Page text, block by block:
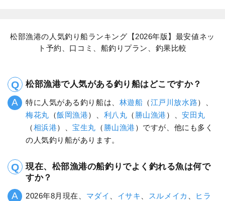
松部漁港の人気釣り船ランキング【2026年版】最安値ネッ
ト予約、口コミ、船釣りプラン、釣果比較
松部漁港で人気がある釣り船はどこですか？
特に人気がある釣り船は、 林遊船 （江戸川放水路）、
梅花丸 （飯岡漁港）、 利八丸 （ 勝山漁港 ）、安田丸
（相浜港）、宝生丸 （ 勝山漁港 ）ですが、他にも多く
の人気釣り船があります。
現在、松部漁港の船釣りでよく釣れる魚は何で
すか？
2026年8月現在、 マダイ イサキ スルメイカ
ヒラ